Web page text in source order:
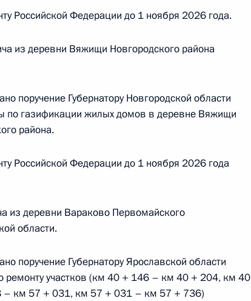
Президента Российской Федерации
Сергей Вахруков провёл в Приёмной Президента
граждан в Москве личный приём граждан
поручения, данного по итогам личного приёма
жительницы Новгородской области,
Федерации по вопросам национальной
в Приёмной Президента Российской
Российской Федерации до 1 ноября 2026 года.
из деревни Вяжищи Новгородского района
поручение Губернатору Новгородской области
по газификации жилых домов в деревне Вяжищи
района.
Российской Федерации до 1 ноября 2026 года
из деревни Вараково Первомайского
области.
поручение Губернатору Ярославской области
ремонту участков (км 40 + 146 – км 40 + 204, км 40
км 57 + 031, км 57 + 031 – км 57 + 736)